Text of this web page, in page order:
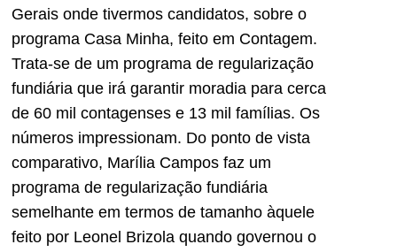
Gerais onde tivermos candidatos, sobre o
programa Casa Minha, feito em Contagem.
Trata-se de um programa de regularização
fundiária que irá garantir moradia para cerca
de 60 mil contagenses e 13 mil famílias. Os
números impressionam. Do ponto de vista
comparativo, Marília Campos faz um
programa de regularização fundiária
semelhante em termos de tamanho àquele
feito por Leonel Brizola quando governou o